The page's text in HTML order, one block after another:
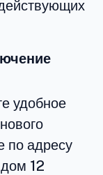
удобное
по адресу
12